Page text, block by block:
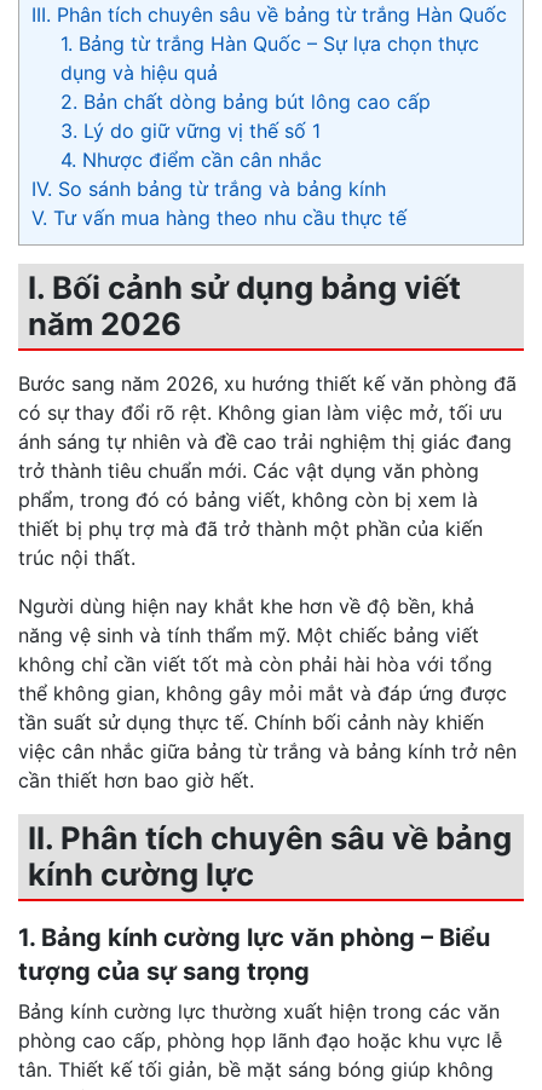
III. Phân tích chuyên sâu về bảng từ trắng Hàn Quốc
1. Bảng từ trắng Hàn Quốc – Sự lựa chọn thực
dụng và hiệu quả
2. Bản chất dòng bảng bút lông cao cấp
3. Lý do giữ vững vị thế số 1
4. Nhược điểm cần cân nhắc
IV. So sánh bảng từ trắng và bảng kính
V. Tư vấn mua hàng theo nhu cầu thực tế
I. Bối cảnh sử dụng bảng viết
năm 2026
Bước sang năm 2026, xu hướng thiết kế văn phòng đã
có sự thay đổi rõ rệt. Không gian làm việc mở, tối ưu
ánh sáng tự nhiên và đề cao trải nghiệm thị giác đang
trở thành tiêu chuẩn mới. Các vật dụng văn phòng
phẩm, trong đó có bảng viết, không còn bị xem là
thiết bị phụ trợ mà đã trở thành một phần của kiến
trúc nội thất.
Người dùng hiện nay khắt khe hơn về độ bền, khả
năng vệ sinh và tính thẩm mỹ. Một chiếc bảng viết
không chỉ cần viết tốt mà còn phải hài hòa với tổng
thể không gian, không gây mỏi mắt và đáp ứng được
tần suất sử dụng thực tế. Chính bối cảnh này khiến
việc cân nhắc giữa bảng từ trắng và bảng kính trở nên
cần thiết hơn bao giờ hết.
II. Phân tích chuyên sâu về bảng
kính cường lực
1. Bảng kính cường lực văn phòng – Biểu
tượng của sự sang trọng
Bảng kính cường lực thường xuất hiện trong các văn
phòng cao cấp, phòng họp lãnh đạo hoặc khu vực lễ
tân. Thiết kế tối giản, bề mặt sáng bóng giúp không